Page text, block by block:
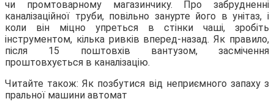
чи промтоварному магазинчику. Про забрудненні
каналізаційної труби, повільно занурте його в унітаз, і
коли він міцно упреться в стінки чаші, зробіть
інструментом, кілька ривків вперед-назад. Як правило,
після 15 поштовхів вантузом, засмічення
проштовхується в каналізацію.
Читайте також: Як позбутися від неприємного запаху з
пральної машини автомат